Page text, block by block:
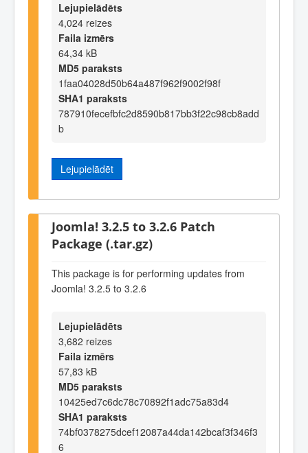
Lejupielādēts
4,024 reizes
Faila izmērs
64,34 kB
MD5 paraksts
1faa04028d50b64a487f962f9002f98f
SHA1 paraksts
787910fecefbfc2d8590b817bb3f22c98cb8add
b
Lejupielādēt
Joomla! 3.2.5 to 3.2.6 Patch
Package (.tar.gz)
This package is for performing updates from
Joomla! 3.2.5 to 3.2.6
Lejupielādēts
3,682 reizes
Faila izmērs
57,83 kB
MD5 paraksts
10425ed7c6dc78c70892f1adc75a83d4
SHA1 paraksts
74bf0378275dcef12087a44da142bcaf3f346f3
6